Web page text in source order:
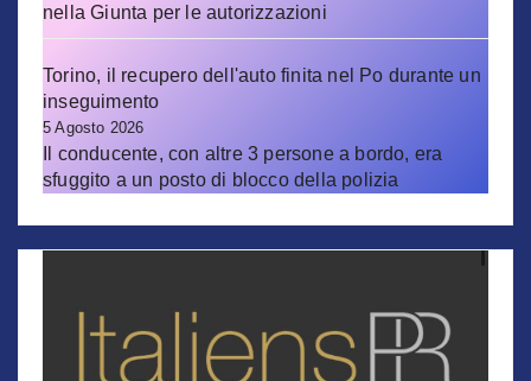
nella Giunta per le autorizzazioni
Torino, il recupero dell'auto finita nel Po durante un
inseguimento
5 Agosto 2026
Il conducente, con altre 3 persone a bordo, era
sfuggito a un posto di blocco della polizia